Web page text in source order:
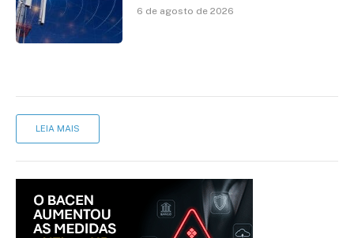
mantém desafio
6 de agosto de 2026
LEIA MAIS